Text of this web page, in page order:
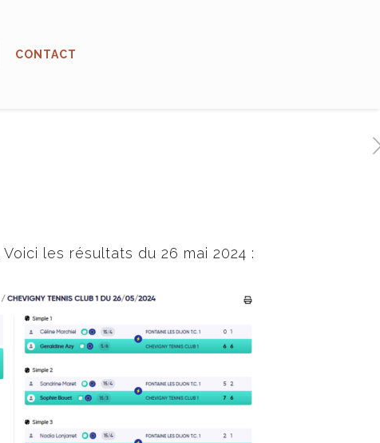
CONTACT
les résultats du 26 mai 2024 :